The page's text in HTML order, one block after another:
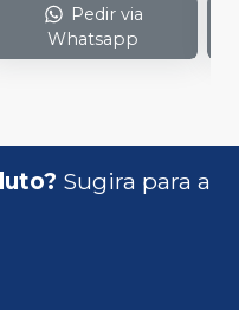
Pedir via
Whatsapp
Sugira para a